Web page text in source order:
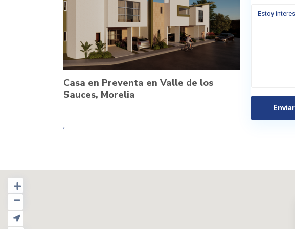
Casa en Preventa en Valle de los
Sauces, Morelia
,